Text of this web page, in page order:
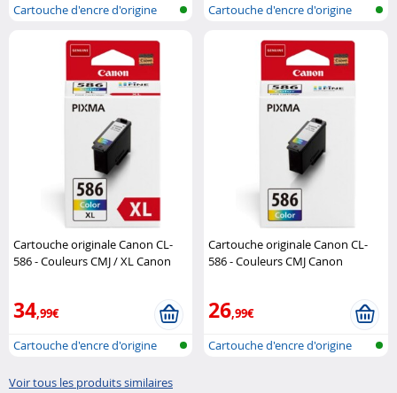
Cartouche d'encre d'origine
Cartouche d'encre d'origine
Cartouche originale Canon CL-
586 - Couleurs CMJ / XL Canon
34,99€
Cartouche d'encre d'origine
Cartouche originale Canon CL-
586 - Couleurs CMJ Canon
26,99€
Cartouche d'encre d'origine
Voir tous les produits similaires